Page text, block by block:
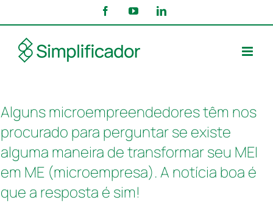
Alguns microempreendedores têm nos
procurado para perguntar se existe
alguma maneira de transformar seu MEI
em ME (microempresa). A notícia boa é
que a resposta é sim!